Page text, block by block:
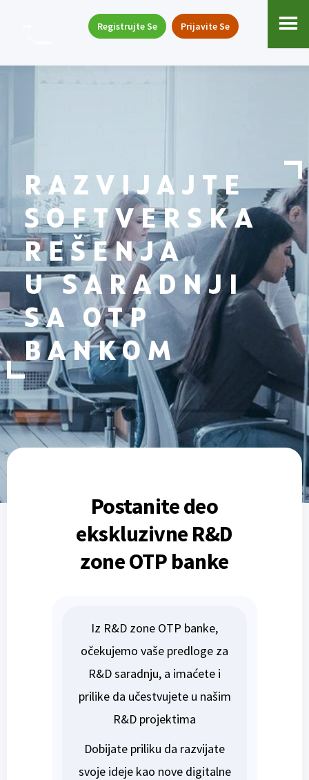
Registrujte Se Prijavite Se
RAZVIJAJTE
SOFTVERSKA
REŠENJA
U SARADNJI
SA OTP
BANKOM
Postanite deo
ekskluzivne R&D
zone OTP banke
Iz R&D zone OTP banke,
očekujemo vaše predloge za
R&D saradnju, a imaćete i
prilike da učestvujete u našim
R&D projektima
Dobijate priliku da razvijate
svoje ideje kao nove digitalne